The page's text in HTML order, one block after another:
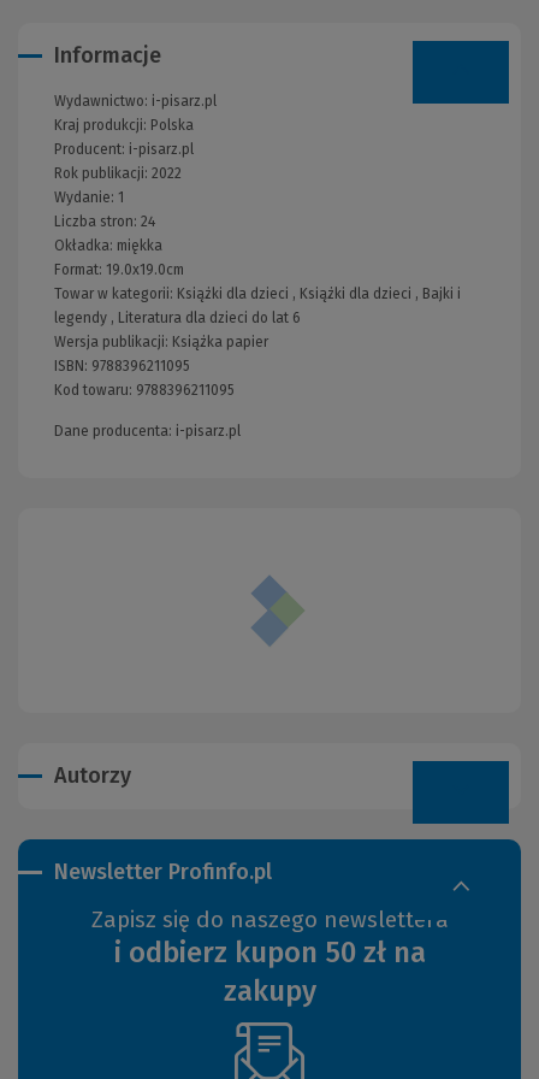
Informacje
Wydawnictwo: i-pisarz.pl
Kraj produkcji: Polska
Producent: i-pisarz.pl
Rok publikacji: 2022
Wydanie: 1
Liczba stron: 24
Okładka: miękka
Format: 19.0x19.0cm
Towar w kategorii: Książki dla dzieci , Książki dla dzieci , Bajki i
legendy , Literatura dla dzieci do lat 6
Wersja publikacji: Książka papier
ISBN: 9788396211095
Kod towaru: 9788396211095
Dane producenta: i-pisarz.pl
Autorzy
Newsletter Profinfo.pl
Zapisz się do naszego newslettera
i odbierz kupon 50 zł na
zakupy
(Nowe